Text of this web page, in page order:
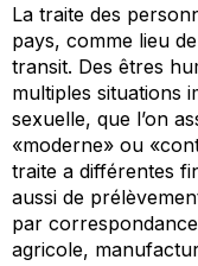
La traite des
pays, comme lieu
transit. Des êtres
multiples situations
sexuelle, que l’on
«moderne» ou
traite a différentes
aussi de
par
agricole,